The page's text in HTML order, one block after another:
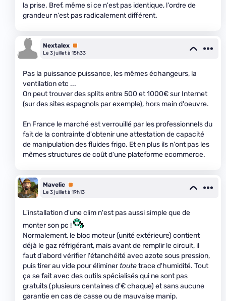
la prise. Bref, même si ce n'est pas identique, l'ordre de
grandeur n'est pas radicalement différent.
Nextalex Premium
Le 3 juillet à 15h33
Pas la puissance puissance, les mêmes échangeurs, la
ventilation etc ...
On peut trouver des splits entre 500 et 1000€ sur Internet
(sur des sites espagnols par exemple), hors main d'oeuvre.
En France le marché est verrouillé par les professionnels du
fait de la contrainte d'obtenir une attestation de capacité
de manipulation des fluides frigo. Et en plus ils n'ont pas les
mêmes structures de coût d'une plateforme ecommerce.
Mavelic Premium
Le 3 juillet à 19h13
L'installation d'une clim n'est pas aussi simple que de
monter son pc !
Normalement, le bloc moteur (unité extérieure) contient
déjà le gaz réfrigérant, mais avant de remplir le circuit, il
faut d'abord vérifier l'étanchéité avec azote sous pression,
puis tirer au vide pour éliminertoutetrace d'humidité. Tout
ça se fait avec des outils spécialisés qui ne sont pas
gratuits (plusieurs centaines d'€ chaque) et sans aucune
garantie en cas de casse ou de mauvaise manip.